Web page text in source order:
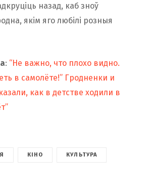
назад, каб зноў
якім яго любілі розныя
: “Не важно, что плохо видно.
в самолёте!” Гродненки и
как в детстве ходили в
КІНО КУЛЬТУРА